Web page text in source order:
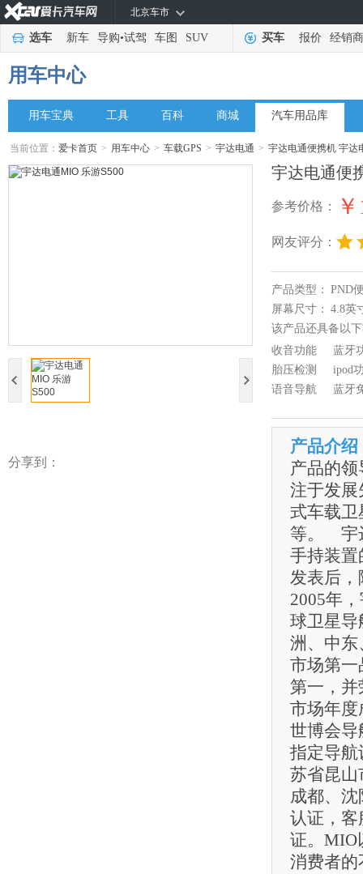
北京车市
选车 新车 导购•试驾 车图 SUV 买车 报价 经销商
用车中心
用车宝典 工具 百科 商城 汽车用品库
当前位置：爱卡首页 > 用车中心 > 车载GPS > 宇达电通 > 宇达电通便携机 宇达
分享到：
宇达电通便
参考价格：
网友评分：
产品类型： PND
屏幕尺寸： 4.8英
该产品还具备以
收音功能
蓝牙
胎压检测
ipod
语音导航
蓝牙
产品介绍
产品的
注于发展
式车载卫
等。 宇
手持装置
发表后
2005年
球卫星导
洲、中东
市场第一
第一，并
市场年度
世博会导
指定导
苏省昆山
成都、
认证，客
证。MIO
消费者的